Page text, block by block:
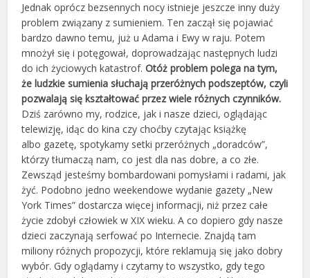
Jednak oprócz bezsennych nocy istnieje jeszcze inny duży
problem związany z sumieniem. Ten zaczął się pojawiać
bardzo dawno temu, już u Adama i Ewy w raju. Potem
mnożył się i potęgował, doprowadzając następnych ludzi
do ich życiowych katastrof.Otóż problem polega na tym,
że ludzkie sumienia słuchają przeróżnych podszeptów, czyli
pozwalają się kształtować przez wiele różnych czynników.
Dziś zarówno my, rodzice, jak i nasze dzieci, oglądając
telewizję, idąc do kina czy choćby czytając książkę
albo gazetę, spotykamy setki przeróżnych „doradców”,
którzy tłumaczą nam, co jest dla nas dobre, a co złe.
Zewsząd jesteśmy bombardowani pomysłami i radami, jak
żyć. Podobno jedno weekendowe wydanie gazety „New
York Times” dostarcza więcej informacji, niż przez całe
życie zdobył człowiek w XIX wieku. A co dopiero gdy nasze
dzieci zaczynają serfować po Internecie. Znajdą tam
miliony różnych propozycji, które reklamują się jako dobry
wybór. Gdy oglądamy i czytamy to wszystko, gdy tego